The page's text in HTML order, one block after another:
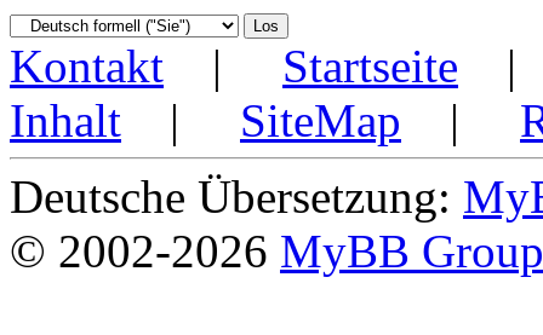
Kontakt | Startseite
Inhalt | SiteMap |
Deutsche Übersetzung:
© 2002-2026 MyBB Group